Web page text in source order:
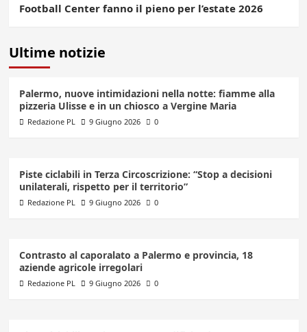
Football Center fanno il pieno per l’estate 2026
Ultime notizie
Palermo, nuove intimidazioni nella notte: fiamme alla
pizzeria Ulisse e in un chiosco a Vergine Maria
Redazione PL 9 Giugno 2026 0
Piste ciclabili in Terza Circoscrizione: “Stop a decisioni
unilaterali, rispetto per il territorio”
Redazione PL 9 Giugno 2026 0
Contrasto al caporalato a Palermo e provincia, 18
aziende agricole irregolari
Redazione PL 9 Giugno 2026 0